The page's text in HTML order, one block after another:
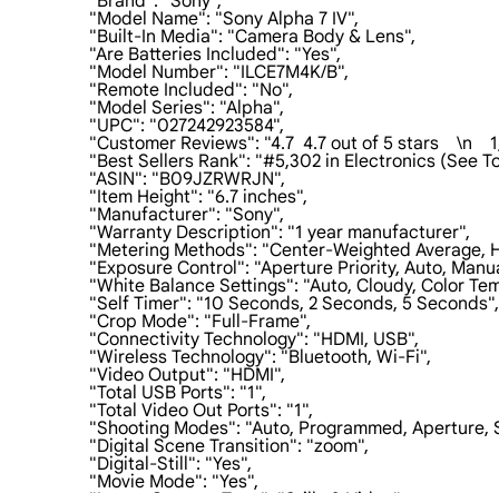
                    "Model Name": "Sony Alpha 7 IV",
                    "Built-In Media": "Camera Body & Lens",
                    "Are Batteries Included": "Yes",
                    "Model Number": "ILCE7M4K/B",
                    "Remote Included": "No",
                    "Model Series": "Alpha",
                    "UPC": "027242923584",
"Customer Reviews": "4.7  4.7 out of 5 stars    \n
"Best Sellers Rank": "#5,302 in Electronics
                    "ASIN": "B09JZRWRJN",
                    "Item Height": "6.7 inches",
                    "Manufacturer": "Sony",
                    "Warranty Description": "1 year manufacturer",
"Metering Methods": "Center-Weighted
"Exposure Control": "Aperture Priority, Auto,
"White Balance Settings": "Auto, Cloudy,
                    "Self Timer": "10 Seconds, 2 Seconds, 5 Seconds",
                    "Crop Mode": "Full-Frame",
                    "Connectivity Technology": "HDMI, USB",
                    "Wireless Technology": "Bluetooth, Wi-Fi",
                    "Video Output": "HDMI",
                    "Total USB Ports": "1",
                    "Total Video Out Ports": "1",
"Shooting Modes": "Auto, Programmed,
                    "Digital Scene Transition": "zoom",
                    "Digital-Still": "Yes",
                    "Movie Mode": "Yes",